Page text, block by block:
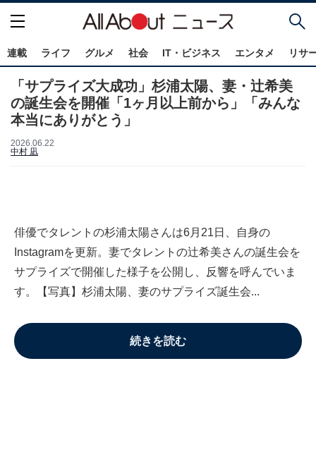
連載 ライフ グルメ 社会 IT・ビジネス エンタメ リサ
「サプライズ大成功」杉浦太陽、妻・辻希美
の誕生会を開催「1ヶ月以上前から」「みんな
本当にありがとう」
2026.06.22
中村 凪
俳優でタレントの杉浦太陽さんは6月21日、自身の
Instagramを更新。妻でタレントの辻希美さんの誕生会を
サプライズで開催した様子を公開し、反響を呼んでいま
す。【写真】杉浦太陽、妻のサプライズ誕生会...
続きを読む